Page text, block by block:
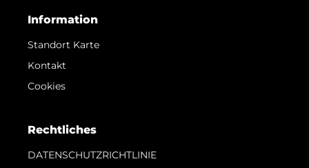
Information
Standort Karte
Kontakt
Cookies
Rechtliches
DATENSCHUTZRICHTLINIE